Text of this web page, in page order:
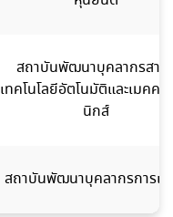
สถาบันพัฒนาบุคลากรสาข
เทคโนโลยีอัตโนมัติและเมคคา
นิกส์
สถาบันพัฒนาบุคลากรการเ